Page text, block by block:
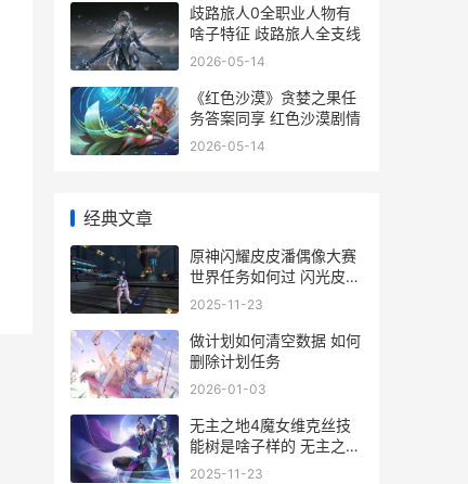
歧路旅人0全职业人物有
啥子特征 歧路旅人全支线
2026-05-14
《红色沙漠》贪婪之果任
务答案同享 红色沙漠剧情
2026-05-14
经典文章
原神闪耀皮皮潘偶像大赛
世界任务如何过 闪光皮皮
性格推荐
2025-11-23
做计划如何清空数据 如何
删除计划任务
2026-01-03
无主之地4魔女维克丝技
能树是啥子样的 无主之地
4魔女加点
2025-11-23